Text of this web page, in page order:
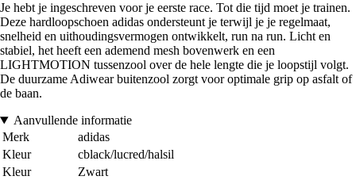
Je hebt je ingeschreven voor je eerste race. Tot die tijd moet je trainen.
Deze hardloopschoen adidas ondersteunt je terwijl je je regelmaat,
snelheid en uithoudingsvermogen ontwikkelt, run na run. Licht en
stabiel, het heeft een ademend mesh bovenwerk en een
LIGHTMOTION tussenzool over de hele lengte die je loopstijl volgt.
De duurzame Adiwear buitenzool zorgt voor optimale grip op asfalt of
de baan.
Aanvullende informatie
Merk
adidas
Kleur
cblack/lucred/halsil
Kleur
Zwart